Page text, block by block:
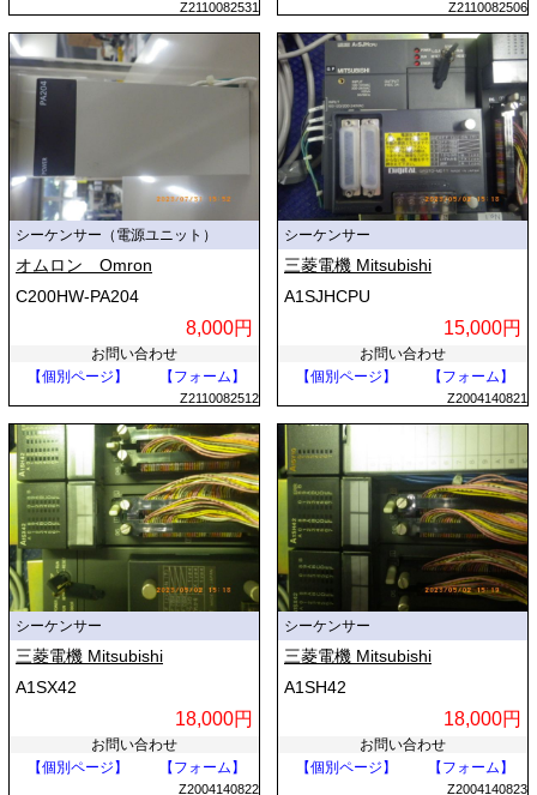
Z2110082531 Z2110082506
シーケンサー（電源ユニット）
オムロン Omron
C200HW-PA204
8,000円
お問い合わせ
【個別ページ】
【フォーム】
Z2110082512
シーケンサー
三菱電機 Mitsubishi
A1SJHCPU
15,000円
お問い合わせ
【個別ページ】
【フォーム】
Z2004140821
シーケンサー
三菱電機 Mitsubishi
A1SX42
18,000円
お問い合わせ
【個別ページ】
【フォーム】
Z2004140822
シーケンサー
三菱電機 Mitsubishi
A1SH42
18,000円
お問い合わせ
【個別ページ】
【フォーム】
Z2004140823